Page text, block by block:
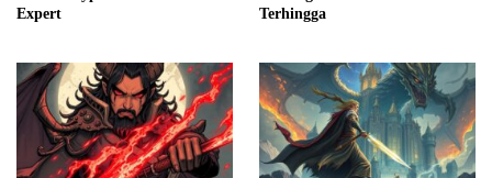
Expert
Terhingga